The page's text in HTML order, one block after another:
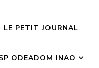
LE PETIT JOURNAL
ODEADOM INAO